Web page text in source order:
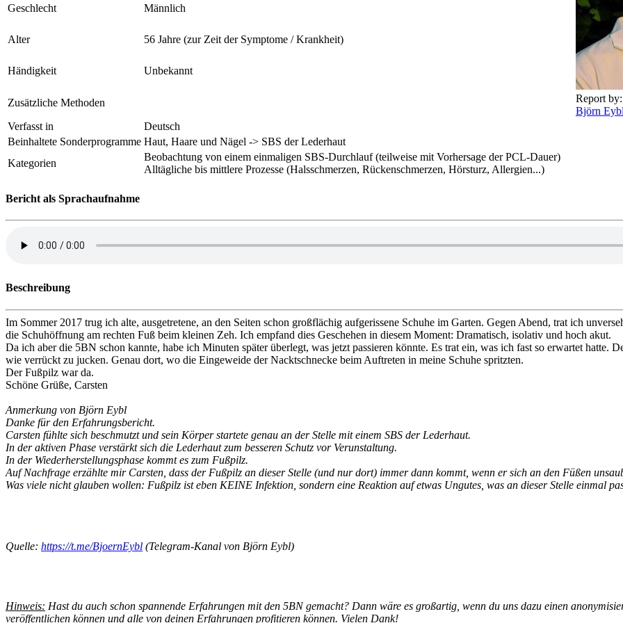
Report by:
Björn
Geschlecht Männlich
Alter 56 Jahre (zur Zeit der Symptome / Krankheit)
Händigkeit Unbekannt
Zusätzliche Methoden
Verfasst in
Deutsch
Beinhaltete Sonderprogramme Haut, Haare und Nägel -> SBS der Lederhaut
Kategorien
Beobachtung von einem einmaligen SBS-Durchlauf (teilweise mit Vorhersage der PCL-Dauer)
Alltägliche bis mittlere Prozesse (Halsschmerzen, Rückenschmerzen, Hörsturz, Allergien...)
Bericht als Sprachaufnahme
Beschreibung
Im Sommer 2017 trug ich alte, ausgetretene, an den Seiten schon großflächig aufgerissene Schuhe im Garten. Gegen Abend, trat ich
die Schuhöffnung am rechten Fuß beim kleinen Zeh. Ich empfand dies Geschehen in diesem Moment: Dramatisch, isolativ und hoch akut.
Da ich aber die 5BN schon kannte, habe ich Minuten später überlegt, was jetzt passieren könnte. Es trat ein, was ich fast so erwartet hatte.
wie verrückt zu jucken. Genau dort, wo die Eingeweide der Nacktschnecke beim Auftreten in meine Schuhe spritzten.
Der Fußpilz war da.
Schöne Grüße, Carsten
Anmerkung von Björn Eybl
Danke für den Erfahrungsbericht.
Carsten fühlte sich beschmutzt und sein Körper startete genau an der Stelle mit einem SBS der Lederhaut.
In der aktiven Phase verstärkt sich die Lederhaut zum besseren Schutz vor Verunstaltung.
In der Wiederherstellungsphase kommt es zum Fußpilz.
Auf Nachfrage erzählte mir Carsten, dass der Fußpilz an dieser Stelle (und nur dort) immer dann kommt, wenn er sich an den Füßen
Was viele nicht glauben wollen: Fußpilz ist eben KEINE Infektion, sondern eine Reaktion auf etwas Ungutes, was an dieser Stelle einmal
Quelle: https://t.me/BjoernEybl (Telegram-Kanal von Björn Eybl)
Hinweis: Hast du auch schon spannende Erfahrungen mit den 5BN gemacht? Dann wäre es großartig, wenn du uns dazu einen
veröffentlichen können und alle von deinen Erfahrungen profitieren können. Vielen Dank!